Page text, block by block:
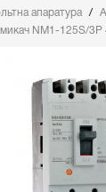
апаратура
NM1-125S/3Р